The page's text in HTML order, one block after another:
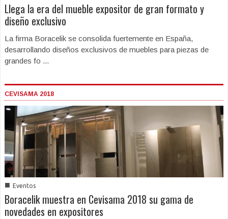
Llega la era del mueble expositor de gran formato y
diseño exclusivo
La firma Boracelik se consolida fuertemente en España,
desarrollando diseños exclusivos de muebles para piezas de
grandes fo ...
CEVISAMA 2018
■ Eventos
Boracelik muestra en Cevisama 2018 su gama de
novedades en expositores